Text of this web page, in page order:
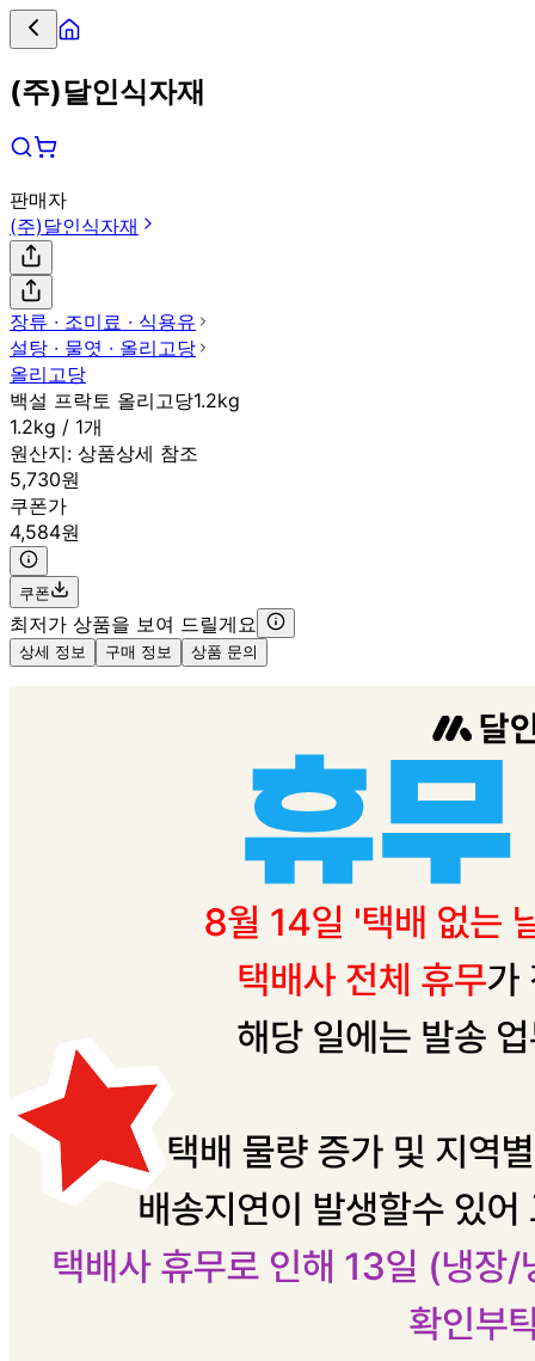
(주)달인식자재
판매자
(주)달인식자재
장류 ∙ 조미료 ∙ 식용유
설탕 ∙ 물엿 ∙ 올리고당
올리고당
백설 프락토 올리고당1.2kg
1.2kg / 1개
원산지: 상품상세 참조
5,730원
쿠폰가
4,584원
쿠폰
최저가 상품을 보여 드릴게요
상세 정보 구매 정보 상품 문의